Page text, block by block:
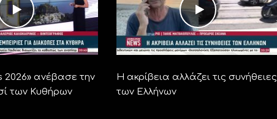
2026» ανέβασε την
των Κυθήρων
Η ακρίβεια αλλάζει τις συνήθειες
των Ελλήνων